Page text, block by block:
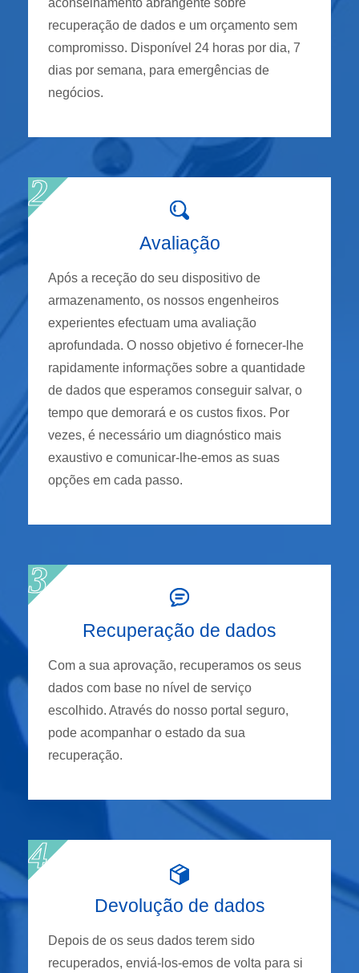
aconselhamento abrangente sobre
recuperação de dados e um orçamento sem
compromisso. Disponível 24 horas por dia, 7
dias por semana, para emergências de
negócios.
Avaliação
Após a receção do seu dispositivo de
armazenamento, os nossos engenheiros
experientes efectuam uma avaliação
aprofundada. O nosso objetivo é fornecer-lhe
rapidamente informações sobre a quantidade
de dados que esperamos conseguir salvar, o
tempo que demorará e os custos fixos. Por
vezes, é necessário um diagnóstico mais
exaustivo e comunicar-lhe-emos as suas
opções em cada passo.
Recuperação de dados
Com a sua aprovação, recuperamos os seus
dados com base no nível de serviço
escolhido. Através do nosso portal seguro,
pode acompanhar o estado da sua
recuperação.
Devolução de dados
Depois de os seus dados terem sido
recuperados, enviá-los-emos de volta para si